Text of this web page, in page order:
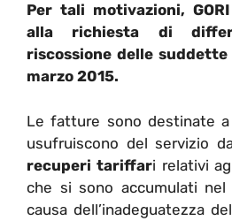
Per tali motivazioni,
alla richiesta di
riscossione delle
marzo 2015.
Le fatture sono destinate
usufruiscono del servizio
recuperi tariffari relativi
che si sono accumulati
causa dell’inadeguatezza